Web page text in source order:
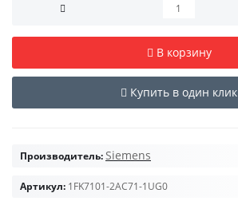
В корзину
Купить в один клик
Производитель: Siemens
Артикул: 1FK7101-2AC71-1UG0